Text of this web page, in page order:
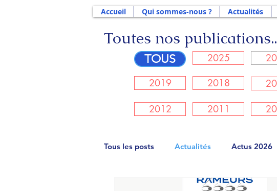
Accueil Qui sommes-nous ? Actualités
Toutes nos
TOUS
2019 2018
2012 2011
2025
Tous les posts Actualités Actus 2026
Actus 2022